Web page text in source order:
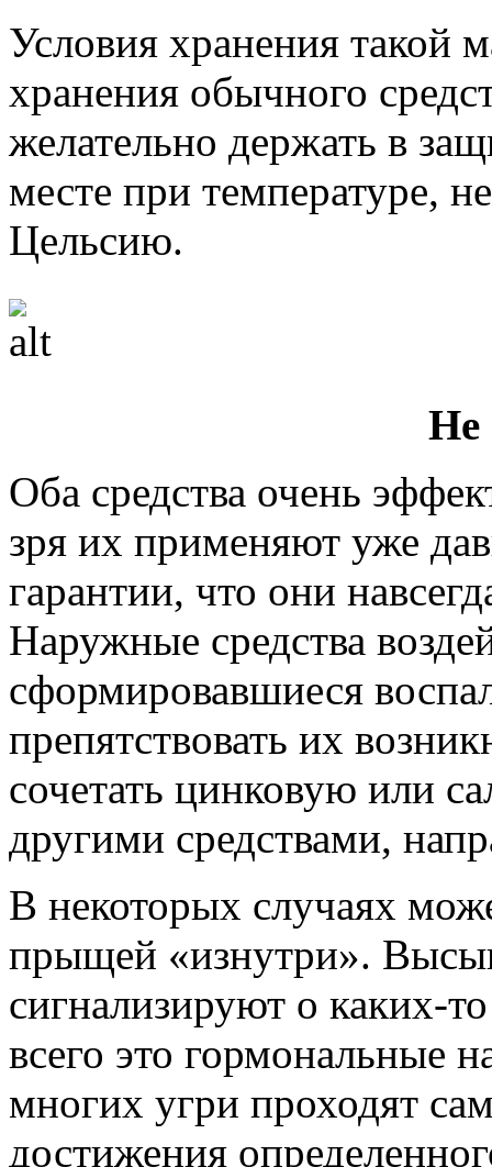
Условия хранения такой
хранения обычного
желательно держать в
месте при температуре,
Цельсию.
Не
Оба средства очень
зря их применяют уже
гарантии, что они
Наружные средства
сформировавшиеся
препятствовать их
сочетать цинковую или
другими средствами,
В некоторых случаях
прыщей «изнутри».
сигнализируют о каких-
всего это гормональные
многих угри проходят
достижения